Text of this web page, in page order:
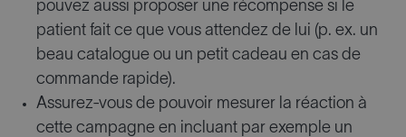
pouvez aussi proposer une récompense si le
patient fait ce que vous attendez de lui (p. ex. un
beau catalogue ou un petit cadeau en cas de
commande rapide).
Assurez-vous de pouvoir mesurer la réaction à
cette campagne en incluant par exemple un